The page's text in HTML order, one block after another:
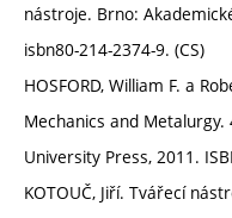
nástroje. Brno:
isbn80-214-2374-9. (CS)
HOSFORD, William F. a
Mechanics and
University Press, 2011.
KOTOUČ, Jiří. Tvářecí